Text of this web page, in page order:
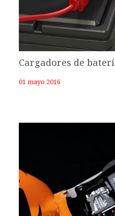
Cargadores de
01 mayo 2016